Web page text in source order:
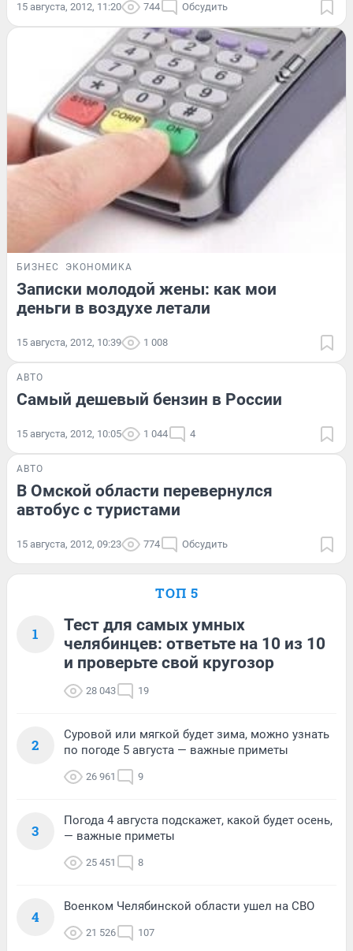
15 августа, 2012, 11:20 744 Обсудить
БИЗНЕС ЭКОНОМИКА
Записки молодой жены: как мои
деньги в воздухе летали
15 августа, 2012, 10:39 1 008
АВТО
Самый дешевый бензин в России
15 августа, 2012, 10:05 1 044 4
АВТО
В Омской области перевернулся
автобус с туристами
15 августа, 2012, 09:23 774 Обсудить
ТОП 5
1
Тест для самых умных
челябинцев: ответьте на 10 из 10
и проверьте свой кругозор
28 043 19
2
Суровой или мягкой будет зима, можно узнать
по погоде 5 августа — важные приметы
26 961 9
3
Погода 4 августа подскажет, какой будет осень,
— важные приметы
25 451 8
4
Военком Челябинской области ушел на СВО
21 526 107